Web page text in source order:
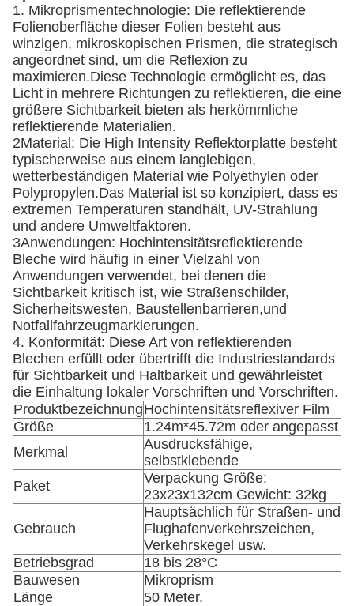
1. Mikroprismentechnologie: Die reflektierende
Folienoberfläche dieser Folien besteht aus
winzigen, mikroskopischen Prismen, die strategisch
angeordnet sind, um die Reflexion zu
maximieren.Diese Technologie ermöglicht es, das
Licht in mehrere Richtungen zu reflektieren, die eine
größere Sichtbarkeit bieten als herkömmliche
reflektierende Materialien.
2Material: Die High Intensity Reflektorplatte besteht
typischerweise aus einem langlebigen,
wetterbeständigen Material wie Polyethylen oder
Polypropylen.Das Material ist so konzipiert, dass es
extremen Temperaturen standhält, UV-Strahlung
und andere Umweltfaktoren.
3Anwendungen: Hochintensitätsreflektierende
Bleche wird häufig in einer Vielzahl von
Anwendungen verwendet, bei denen die
Sichtbarkeit kritisch ist, wie Straßenschilder,
Sicherheitswesten, Baustellenbarrieren,und
Notfallfahrzeugmarkierungen.
4. Konformität: Diese Art von reflektierenden
Blechen erfüllt oder übertrifft die Industriestandards
für Sichtbarkeit und Haltbarkeit und gewährleistet
die Einhaltung lokaler Vorschriften und Vorschriften.
ProduktbezeichnungHochintensitätsreflexiver Film
Größe
1.24m*45.72m oder angepasst
Merkmal
Ausdrucksfähige,
selbstklebende
Paket
Verpackung Größe:
23x23x132cm Gewicht: 32kg
Gebrauch
Hauptsächlich für Straßen- und
Flughafenverkehrszeichen,
Verkehrskegel usw.
Betriebsgrad
18 bis 28°C
Bauwesen
Mikroprism
Länge
50 Meter.